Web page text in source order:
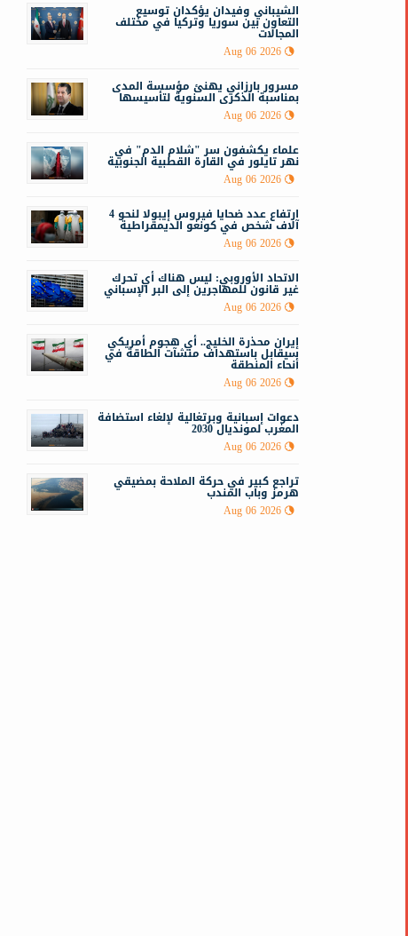
الشيباني وفيدان يؤكدان توسيع
التعاون بين سوريا وتركيا في مختلف
المجالات
Aug 06 2026
مسرور بارزاني يهنئ مؤسسة المدى
بمناسبة الذكرى السنوية لتأسيسها
Aug 06 2026
علماء يكشفون سر "شلام الدم" في
نهر تايلور في القارة القطبية الجنوبية
Aug 06 2026
ارتفاع عدد ضحايا فيروس إيبولا لنحو 4
آلاف شخص في كونغو الديمقراطية
Aug 06 2026
الاتحاد الأوروبي: ليس هناك أي تحرك
غير قانون للمهاجرين إلى البر الإسباني
Aug 06 2026
إيران محذرة الخليج.. أي هجوم أمريكي
سيقابل باستهداف منشآت الطاقة في
أنحاء المنطقة
Aug 06 2026
دعوات إسبانية وبرتغالية لإلغاء استضافة
المغرب لمونديال 2030
Aug 06 2026
تراجع كبير في حركة الملاحة بمضيقي
هرمز وباب المندب
Aug 06 2026